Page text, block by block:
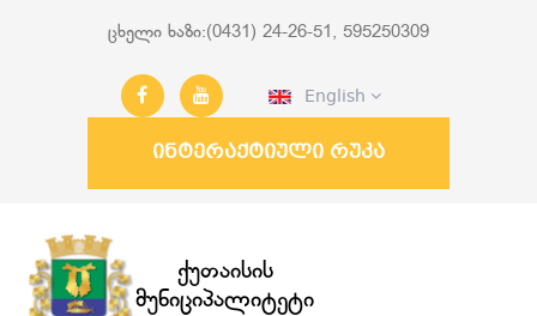
ცხელი ხაზი:(0431) 24-26-51, 595250309
English
ინტერაქტიული რუკა
ქუთაისის
მუნიციპალიტეტი